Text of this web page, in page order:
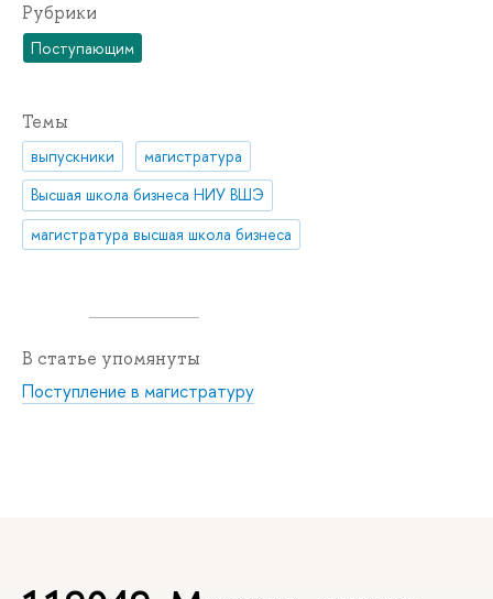
Рубрики
Поступающим
Темы
выпускники
магистратура
Высшая школа бизнеса НИУ ВШЭ
магистратура высшая школа бизнеса
В статье упомянуты
Поступление в магистратуру